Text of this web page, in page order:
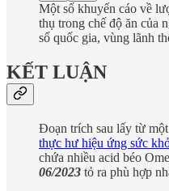
Một số khuyến cáo về
thụ trong chế độ ăn của
số quốc gia, vùng lãnh
KẾT LUẬN
Đoạn trích sau lấy từ
thực hư hiệu ứng sức
chứa nhiều acid béo
06/2023 tỏ ra phù hợp